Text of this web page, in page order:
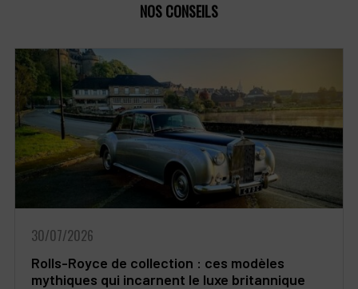
NOS CONSEILS
30/07/2026
Rolls-Royce de collection : ces modèles
mythiques qui incarnent le luxe britannique